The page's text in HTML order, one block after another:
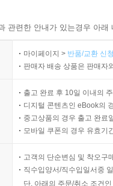
관련한 안내가 있는경우 아
마이페이지 > 반품/교환 신
판매자 배송 상품은 판매자
출고 완료 후 10일 이내의
디지털 콘텐츠인 eBook의
중고상품의 경우 출고 완료
모바일 쿠폰의 경우 유효기
고객의 단순변심 및 착오구
직수입양서/직수입일서중
단, 아래의 주문/취소 조건